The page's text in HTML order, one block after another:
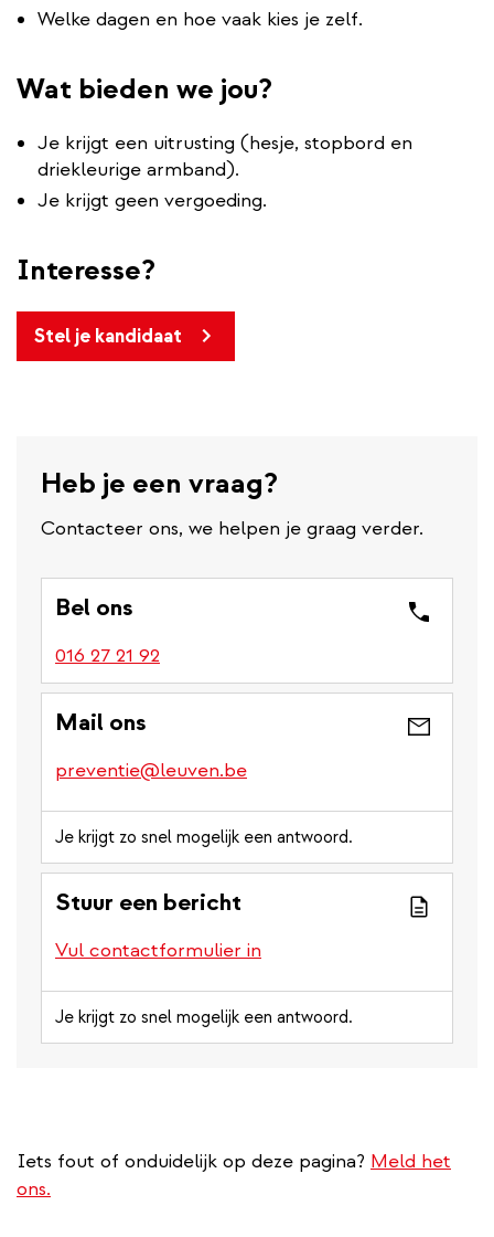
Welke dagen en hoe vaak kies je zelf.
Wat bieden we jou?
Je krijgt een uitrusting (hesje, stopbord en
driekleurige armband).
Je krijgt geen vergoeding.
Interesse?
Stel je kandidaat
Heb je een vraag?
Contacteer ons, we helpen je graag verder.
Bel ons
016 27 21 92
Mail ons
preventie@leuven.be
Je krijgt zo snel mogelijk een antwoord.
Stuur een bericht
Vul contactformulier in
Je krijgt zo snel mogelijk een antwoord.
Iets fout of onduidelijk op deze pagina? Meld het
ons.